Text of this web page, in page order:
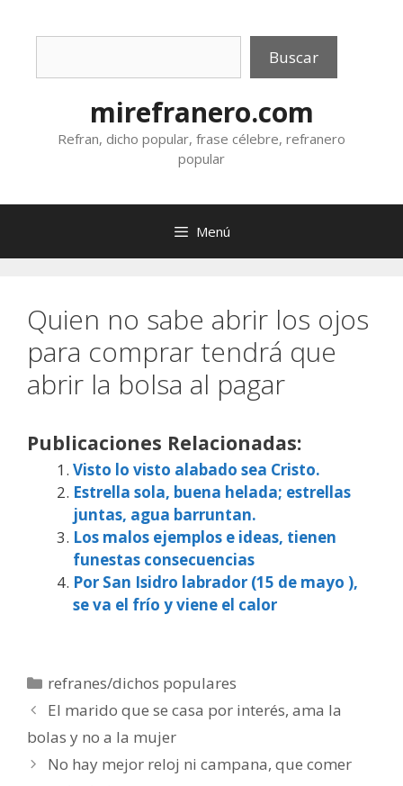
Buscar
mirefranero.com
Refran, dicho popular, frase célebre, refranero
popular
Menú
Quien no sabe abrir los ojos
para comprar tendrá que
abrir la bolsa al pagar
Publicaciones Relacionadas:
Visto lo visto alabado sea Cristo.
Estrella sola, buena helada; estrellas
juntas, agua barruntan.
Los malos ejemplos e ideas, tienen
funestas consecuencias
Por San Isidro labrador (15 de mayo ),
se va el frío y viene el calor
Categorías
refranes/dichos populares
El marido que se casa por interés, ama la
bolas y no a la mujer
No hay mejor reloj ni campana, que comer